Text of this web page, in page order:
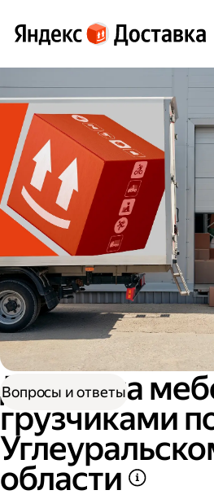
Доставка
грузчиками
области
Вопросы и ответы